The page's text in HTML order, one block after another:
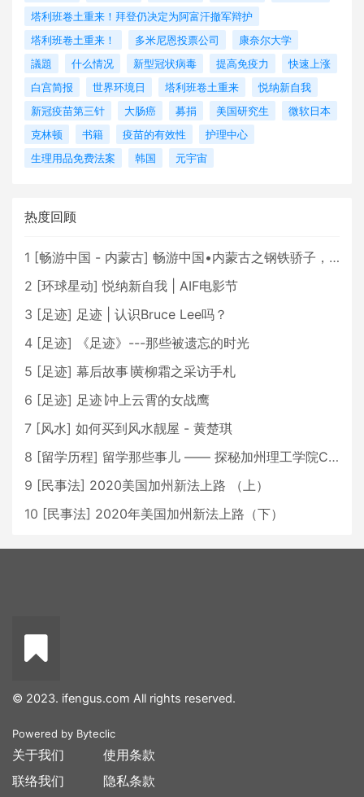
塔利班卷土重来！拜登仍决定为阿富汗撤军辩护
塔利班卷土重来！
多米尼恩投票公司
康奈尔大学
議題
什么情况 新型冠状病毒 提高免疫力
快速上涨
白宫简报
世界环境日 塔利班卷土重来
悦纳新自我
新冠疫苗第三针
大肠癌 募捐 美国研究生
微软日本
克林顿
书籍 疫苗的有效性
护理中心
生理用品免费法案
韩国 元宇宙
热度回顾
1 [畅游中国 - 内蒙古] 畅游中国•内蒙古之钢铁骄子，魅力包头
2 [环球星动] 悦纳新自我 | AIF电影节
3 [足迹] 足迹 | 认识Bruce Lee吗？
4 [足迹]
《足迹》---那些被遗忘的时光
5 [足迹] 幕后故事∣黄柳霜之采访手札
6 [足迹] 足迹∣冲上云霄的女战鹰
7 [风水] 如何买到风水靓屋 - 黄楚琪
8 [留学历程] 留学那些事儿 —— 探秘加州理工学院Caltech博士生活 [上集]
9 [民事法] 2020美国加州新法上路 （上）
10 [民事法] 2020年美国加州新法上路（下）
© 2023. ifengus.com All rights reserved.
Powered by Byteclic
关于我们
联络我们
使用条款
隐私条款